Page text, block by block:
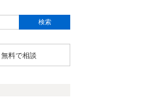
無料で相談